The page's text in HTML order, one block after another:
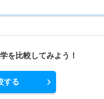
を比較してみよう！
する